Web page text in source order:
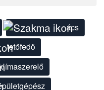
ács
tetőfedő